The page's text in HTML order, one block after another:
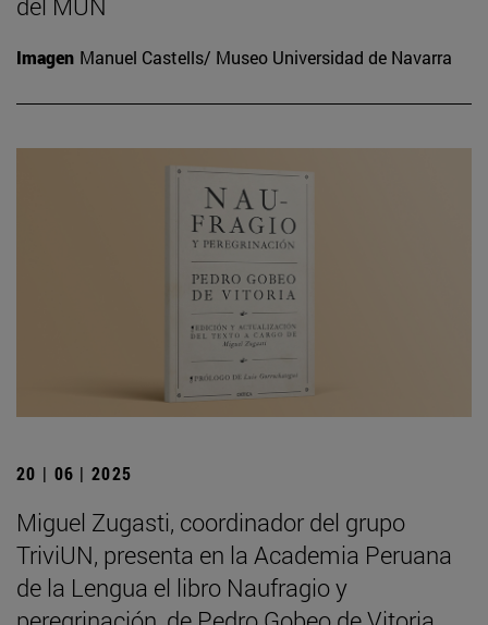
del MUN
Imagen Manuel Castells/ Museo Universidad de Navarra
20 | 06 | 2025
Miguel Zugasti, coordinador del grupo
TriviUN, presenta en la Academia Peruana
de la Lengua el libro Naufragio y